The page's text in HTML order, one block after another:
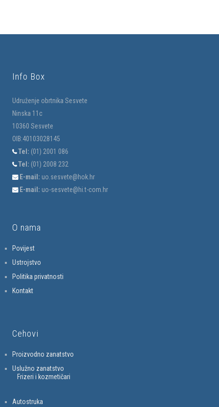
Info Box
Udruženje obrtnika Sesvete
Ninska 11c
10360 Sesvete
OIB:40103028145
Tel: (01) 2001 086
Tel: (01) 2008 232
E-mail: uo.sesvete@hok.hr
E-mail: uo-sesvete@hi.t-com.hr
O nama
Povijest
Ustrojstvo
Politika privatnosti
Kontakt
Cehovi
Proizvodno zanatstvo
Uslužno zanatstvo
Frizeri i kozmetičari
Autostruka